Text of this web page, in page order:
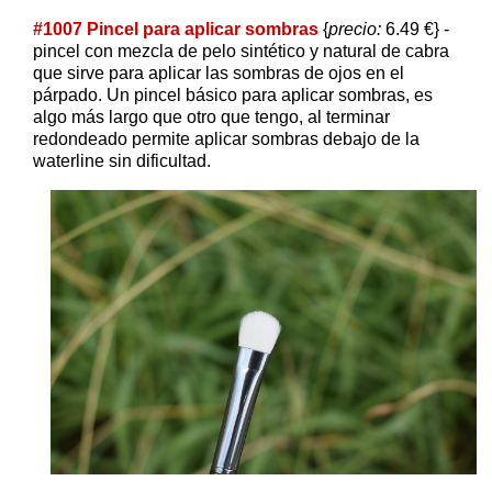
#1007 Pincel para aplicar sombras {precio: 6.49 €} -
pincel con mezcla de pelo sintético y natural de cabra
que sirve para aplicar las sombras de ojos en el
párpado. Un pincel básico para aplicar sombras, es
algo más largo que otro que tengo, al terminar
redondeado permite aplicar sombras debajo de la
waterline sin dificultad.